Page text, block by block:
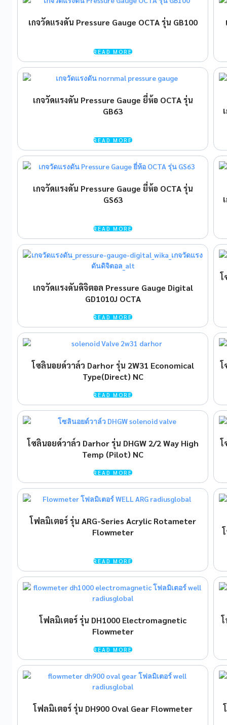
เกจวัดแรงดัน Pressure Gauge OCTA รุ่น GB100
READ MORE
เกจวัดแรงดัน Pressure Gauge ยี่ห้อ OCTA รุ่น
GB63
READ MORE
เกจวัดแรงดัน Pressure Gauge ยี่ห้อ OCTA รุ่น
GS63
READ MORE
เกจวัดแรงดันดิจิตอล Pressure Gauge Digital
GD1010J OCTA
READ MORE
โ
โซลินอยด์วาล์ว Darhor รุ่น 2W31 Economical
Type(Direct) NC
READ MORE
โ
โซลินอยด์วาล์ว Darhor รุ่น DHGW 2/2 Way High
Temp (Pilot) NC
READ MORE
โ
โฟลมิเตอร์ รุ่น ARG-Series Acrylic Rotameter
Flowmeter
READ MORE
โฟลมิเตอร์ รุ่น DH1000 Electromagnetic
Flowmeter
READ MORE
โฟลมิเตอร์ รุ่น DH900 Oval Gear Flowmeter